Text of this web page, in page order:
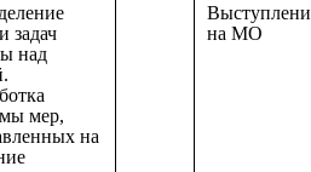
задач
над
мер,
на
на МО